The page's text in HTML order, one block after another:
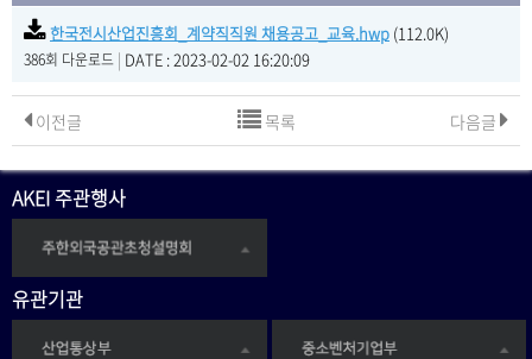
한국전시산업진흥회_계약직직원 채용공고_교육.hwp (112.0K)
386회 다운로드 | DATE : 2023-02-02 16:20:09
이전글 다음글
목록
AKEI 주관행사
유관기관